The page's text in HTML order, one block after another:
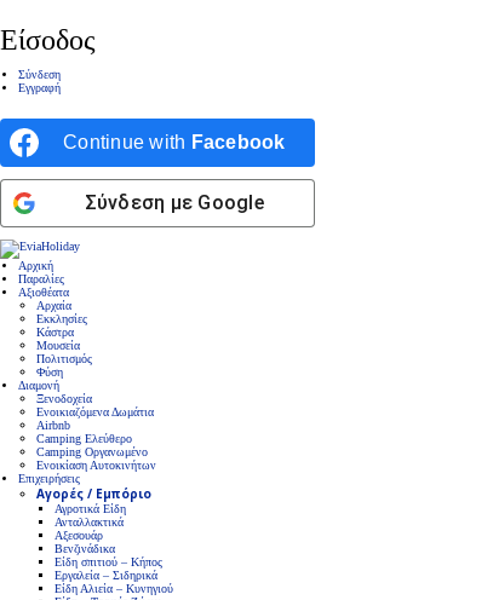
Είσοδος
Σύνδεση
Εγγραφή
Continue with Facebook
Σύνδεση με Google
Αρχική
Παραλίες
Αξιοθέατα
Αρχαία
Εκκλησίες
Κάστρα
Μουσεία
Πολιτισμός
Φύση
Διαμονή
Ξενοδοχεία
Ενοικιαζόμενα Δωμάτια
Airbnb
Camping Ελεύθερο
Camping Οργανωμένο
Ενοικίαση Αυτοκινήτων
Επιχειρήσεις
Αγορές / Εμπόριο
Αγροτικά Είδη
Ανταλλακτικά
Αξεσουάρ
Βενζινάδικα
Είδη σπιτιού – Κήπος
Εργαλεία – Σιδηρικά
Είδη Αλιεία – Κυνηγιού